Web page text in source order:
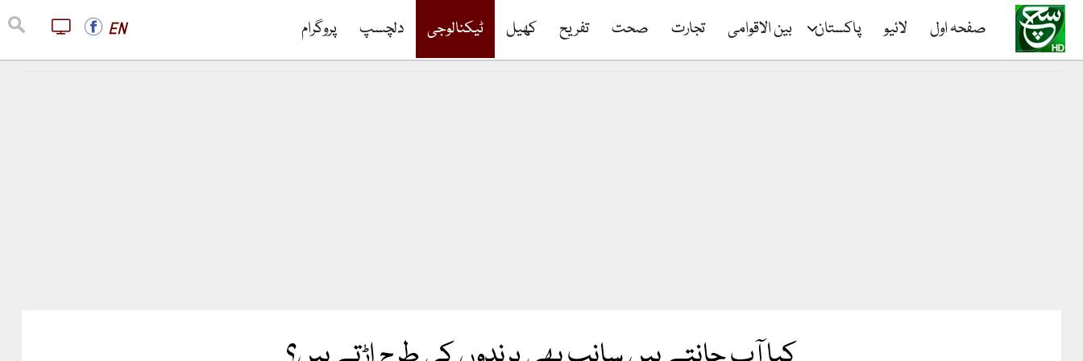
صفحہ اول لائیو پاکستان بین الاقوامی تجارت صحت تفریح کھیل ٹیکنالوجی دلچسپ پروگرام EN